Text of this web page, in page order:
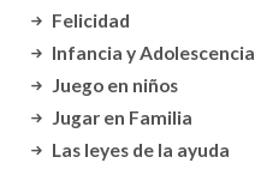
Felicidad
Infancia y Adolescencia
Juego en niños
Jugar en Familia
Las leyes de la ayuda